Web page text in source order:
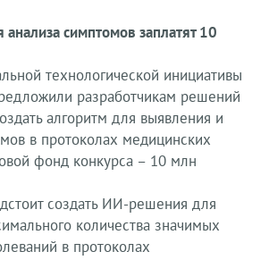
анализа симптомов заплатят 10
технологической инициативы
разработчикам решений
алгоритм для выявления и
в протоколах медицинских
фонд конкурса – 10 млн
создать ИИ-решения для
количества значимых
в протоколах